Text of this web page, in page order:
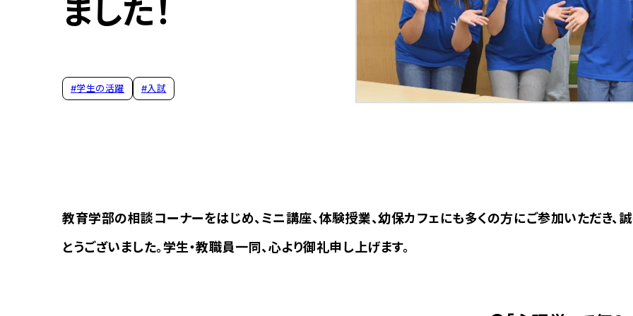
ました！
#学生の活躍 #入試
教育学部の相談コーナーをはじめ、ミニ講座、体験授業、幼保カフェにも多くの方にご参加いただき、
とうございました。学生・教職員一同、心より御礼申し上げます。